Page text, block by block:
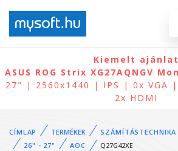
Kiemelt ajánlat
ASUS ROG Strix XG27AQNGV
27" | 2560x1440 | IPS | 0x VGA
2x HDMI
CÍMLAP TERMÉKEK SZÁMÍTÁSTECHNIKA
26" - 27"
AOC Q27G42XE